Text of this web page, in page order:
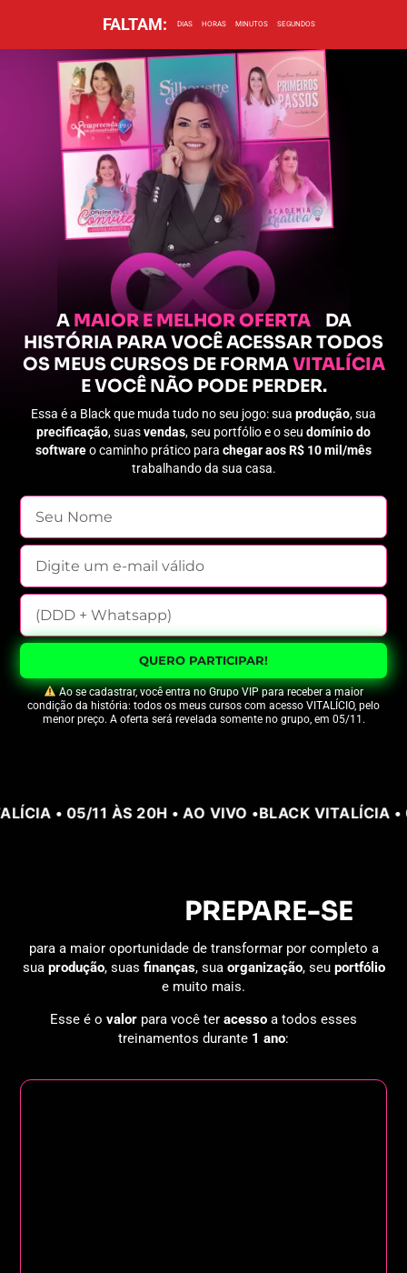
FALTAM: DIAS HORAS MINUTOS SEGUNDOS
A MAIOR E MELHOR OFERTADA
HISTÓRIA PARA VOCÊ ACESSAR TODOS
OS MEUS CURSOS DE FORMAVITALÍCIA
E VOCÊ NÃO PODE PERDER.
Essa é a Black que muda tudo no seu jogo: sua produção, sua
precificação, suasvendas, seu portfólio e o seu domínio do
softwareo caminho prático para chegar aos R$ 10 mil/mês
trabalhando da sua casa.
QUERO PARTICIPAR!
Ao se cadastrar, você entra no Grupo VIP para receber a maior
condição da história: todos os meus cursos com acesso VITALÍCIO, pelo
menor preço. A oferta será revelada somente no grupo, em 05/11.
• 05/11 ÀS 20H • AO VIVO • BLACK VITALÍCIA •
PREPARE-SE
para a maior oportunidade de transformar por completo a
sua produção, suas finanças, sua organização, seu portfólio
e muito mais.
Esse é o valor para você ter acesso a todos esses
treinamentos durante 1 ano: